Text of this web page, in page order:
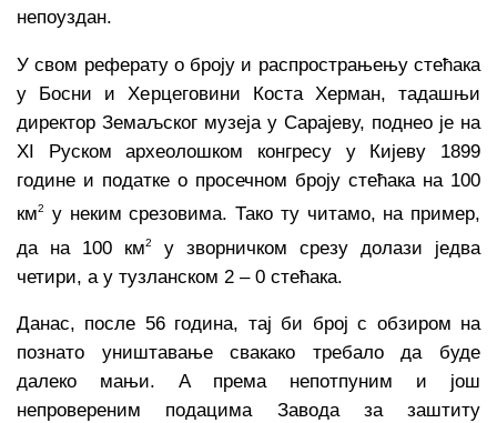
непоуздан.
У свом реферату о броју и распрострањењу стећака
у Босни и Херцеговини Коста Херман, тадашњи
директор Земаљског музеја у Сарајеву, поднео је на
ХI Руском археолошком конгресу у Кијеву 1899
године и податке о просечном броју стећака на 100
км2
у неким срезовима. Тако ту читамо, на пример,
да на 100 км2
у зворничком срезу долази једва
четири, а у тузланском 2 – 0 стећака.
Данас, после 56 година, тај би број с обзиром на
познато уништавање свакако требало да буде
далеко мањи. А према непотпуним и још
непровереним подацима Завода за заштиту